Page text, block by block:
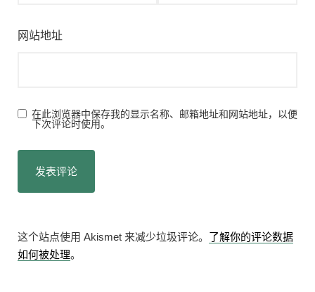
网站地址
在此浏览器中保存我的显示名称、邮箱地址和网站地址，以便
下次评论时使用。
这个站点使用 Akismet 来减少垃圾评论。 了解你的评论数据
如何被处理。